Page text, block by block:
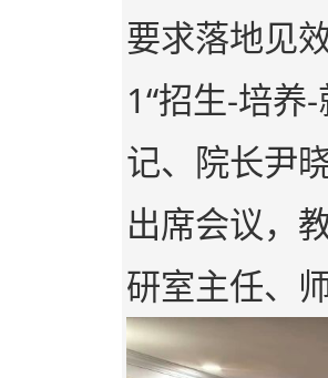
要求落地见
1“招生-培养
记、院长尹
出席会议，
研室主任、